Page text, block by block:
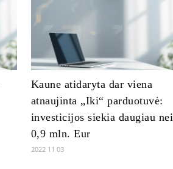
Kaune atidaryta dar viena
atnaujinta „Iki“ parduotuvė:
investicijos siekia daugiau nei
0,9 mln. Eur
2022 11 03